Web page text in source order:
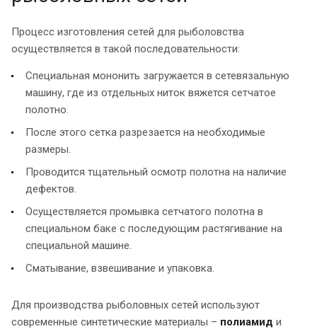
Процесс изготовления сетей для рыболовства
осуществляется в такой последовательности:
Специальная мононить загружается в сетевязальную
машину, где из отдельных ниток вяжется сетчатое
полотно.
После этого сетка разрезается на необходимые
размеры.
Проводится тщательный осмотр полотна на наличие
дефектов.
Осуществляется промывка сетчатого полотна в
специальном баке с последующим растягивание на
специальной машине.
Сматывание, взвешивание и упаковка.
Для производства рыболовных сетей используют
современные синтетические материалы – полиамид и